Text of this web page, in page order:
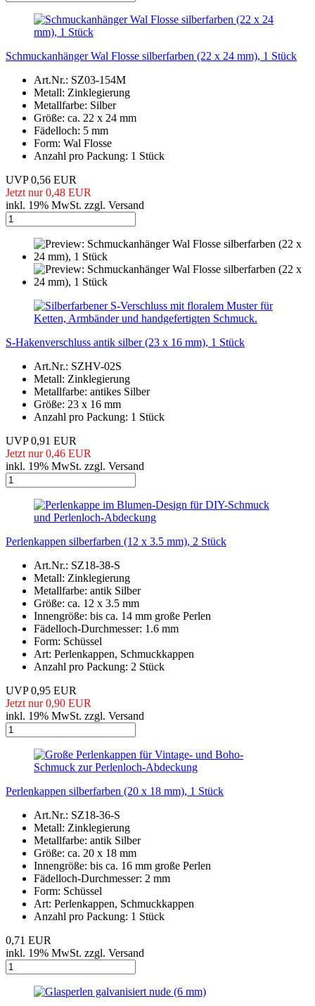
Schmuckanhänger Wal Flosse silberfarben (22 x 24 mm), 1 Stück
Art.Nr.: SZ03-154M
Metall: Zinklegierung
Metallfarbe: Silber
Größe: ca. 22 x 24 mm
Fädelloch: 5 mm
Form: Wal Flosse
Anzahl pro Packung: 1 Stück
UVP 0,56 EUR
Jetzt nur 0,48 EUR
inkl. 19% MwSt. zzgl. Versand
S-Hakenverschluss antik silber (23 x 16 mm), 1 Stück
Art.Nr.: SZHV-02S
Metall: Zinklegierung
Metallfarbe: antikes Silber
Größe: 23 x 16 mm
Anzahl pro Packung: 1 Stück
UVP 0,91 EUR
Jetzt nur 0,46 EUR
inkl. 19% MwSt. zzgl. Versand
Perlenkappen silberfarben (12 x 3.5 mm), 2 Stück
Art.Nr.: SZ18-38-S
Metall: Zinklegierung
Metallfarbe: antik Silber
Größe: ca. 12 x 3.5 mm
Innengröße: bis ca. 14 mm große Perlen
Fädelloch-Durchmesser: 1.6 mm
Form: Schüssel
Art: Perlenkappen, Schmuckkappen
Anzahl pro Packung: 2 Stück
UVP 0,95 EUR
Jetzt nur 0,90 EUR
inkl. 19% MwSt. zzgl. Versand
Perlenkappen silberfarben (20 x 18 mm), 1 Stück
Art.Nr.: SZ18-36-S
Metall: Zinklegierung
Metallfarbe: antik Silber
Größe: ca. 20 x 18 mm
Innengröße: bis ca. 16 mm große Perlen
Fädelloch-Durchmesser: 2 mm
Form: Schüssel
Art: Perlenkappen, Schmuckkappen
Anzahl pro Packung: 1 Stück
0,71 EUR
inkl. 19% MwSt. zzgl. Versand